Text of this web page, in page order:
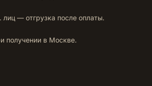
— отгрузка после оплаты.
получении в Москве.